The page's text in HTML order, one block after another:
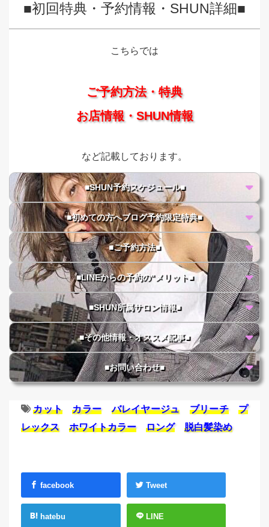
■初回特典・予約情報・SHUN詳細■
こちらでは
ご予約方法・特典
お店情報・SHUN情報
など記載しております。
■SHUN予約スケジュール■
■初めての方へブログ予約限定特典■
■ご予約方法■
■LINEからの予約の"メリット■
■SHUN所属サロン情報■
■その他情報・オススメ記事■
■お問い合わせ■
カット カラー バレイヤージュ ブリーチ
プ
レックス
ホワイトカラー ロング 脱白髪染め
facebook Tweet
hatebu LINE